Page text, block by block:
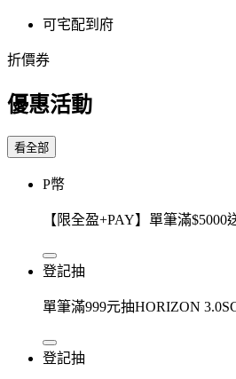
可宅配到府
折價券
優惠活動
看全部
P幣
【限全盈+PAY】單筆滿$5000
登記抽
單筆滿999元抽HORIZON
登記抽